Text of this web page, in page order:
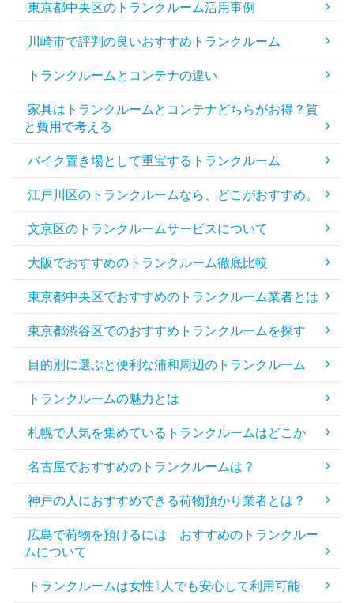
東京都中央区のトランクルーム活用事例
川崎市で評判の良いおすすめトランクルーム
トランクルームとコンテナの違い
家具はトランクルームとコンテナどちらがお得？質
と費用で考える
バイク置き場として重宝するトランクルーム
江戸川区のトランクルームなら、どこがおすすめ。
文京区のトランクルームサービスについて
大阪でおすすめのトランクルーム徹底比較
東京都中央区でおすすめのトランクルーム業者とは
東京都渋谷区でのおすすめトランクルームを探す
目的別に選ぶと便利な浦和周辺のトランクルーム
トランクルームの魅力とは
札幌で人気を集めているトランクルームはどこか
名古屋でおすすめのトランクルームは？
神戸の人におすすめできる荷物預かり業者とは？
広島で荷物を預けるには おすすめのトランクルー
ムについて
トランクルームは女性1人でも安心して利用可能